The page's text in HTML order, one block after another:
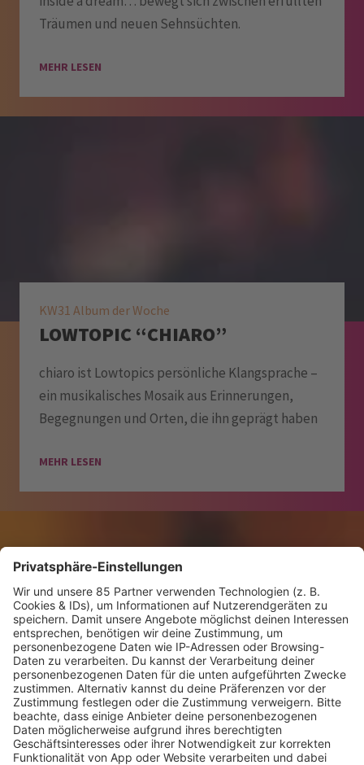
Träumen und neuen Sehnsüchten.
MEHR LESEN
KW31 Album der Woche
LOWTOPIC “CHIARO”
chiaro ist Lowtopics persönliche Klangsprache –
ein musikalisches Mosaik aus Erinnerungen,
Begegnungen und Orten, die ihn geprägt haben
MEHR LESEN
KW30 Album der Woche
SONNY FODERA “CAN WE DO IT
ALL AGAIN?”